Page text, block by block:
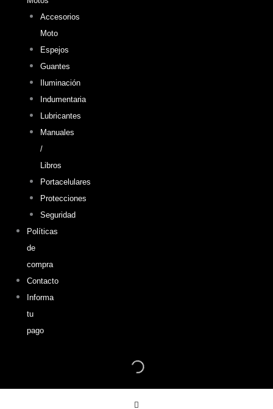
Accesorios
Moto
Espejos
Guantes
Iluminación
Indumentaria
Lubricantes
Manuales
/
Libros
Portacelulares
Protecciones
Seguridad
Políticas
de
compra
Contacto
Informa
tu
pago